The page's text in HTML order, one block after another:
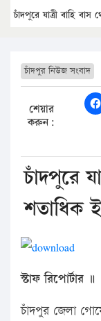
চাঁদপুরে যাত্রী বাহি
চাঁদপুর নিউজ সংবাদ
শেয়ার
করুন:
চাঁদপুরে
শতাধিক
স্টাফ রিপোর্টার ॥
চাঁদপুর জেলা